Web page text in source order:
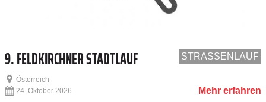
STRASSENLAUF
9. FELDKIRCHNER STADTLAUF
Österreich
Mehr erfahren
24. Oktober 2026